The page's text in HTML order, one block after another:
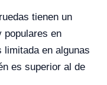
tienen un
populares en
limitada en algunas
es superior al de